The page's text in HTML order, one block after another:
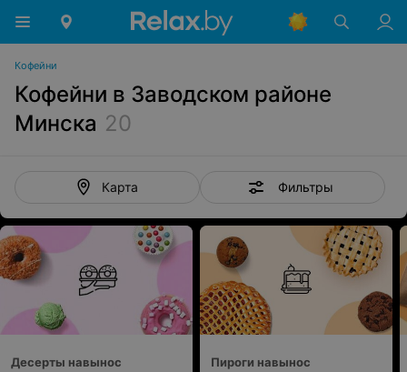
Кофейни
Кофейни в Заводском районе
Минска 20
Карта Фильтры
Десерты навынос Пироги навынос